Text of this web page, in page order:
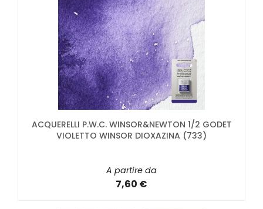
ACQUERELLI P.W.C. WINSOR&NEWTON 1/2 GODET
VIOLETTO WINSOR DIOXAZINA (733)
A partire da
7,60 €